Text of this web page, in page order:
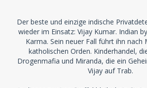
Der beste und einzige indische
wieder im Einsatz: Vijay Kumar. Indian
Karma. Sein neuer Fall führt ihn nach
katholischen Orden. Kinderhandel,
Drogenmafia und Miranda, die ein
Vijay auf Trab.